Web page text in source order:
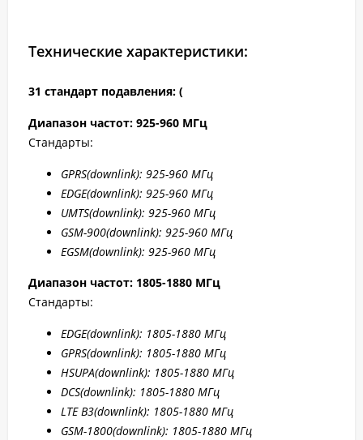
Технические характеристики:
31 стандарт подавления: (
Диапазон частот: 925-960 МГц
Стандарты:
GPRS(downlink): 925-960 МГц
EDGE(downlink): 925-960 МГц
UMTS(downlink): 925-960 МГц
GSM-900(downlink): 925-960 МГц
EGSM(downlink): 925-960 МГц
Диапазон частот: 1805-1880 МГц
Стандарты:
EDGE(downlink): 1805-1880 МГц
GPRS(downlink): 1805-1880 МГц
HSUPA(downlink): 1805-1880 МГц
DCS(downlink): 1805-1880 МГц
LTE B3(downlink): 1805-1880 МГц
GSM-1800(downlink): 1805-1880 МГц